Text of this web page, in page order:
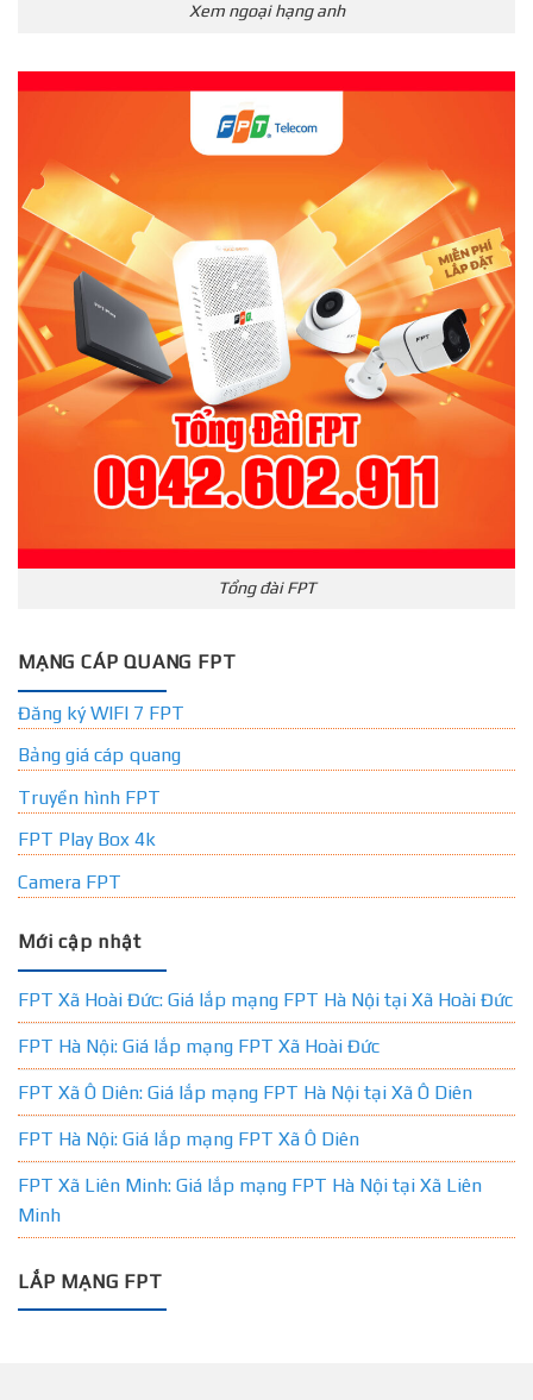
Xem ngoại hạng anh
Tổng đài FPT
MẠNG CÁP QUANG FPT
Đăng ký WIFI 7 FPT
Bảng giá cáp quang
Truyền hình FPT
FPT Play Box 4k
Camera FPT
Mới cập nhật
FPT Xã Hoài Đức: Giá lắp mạng FPT Hà Nội tại Xã Hoài Đức
FPT Hà Nội: Giá lắp mạng FPT Xã Hoài Đức
FPT Xã Ô Diên: Giá lắp mạng FPT Hà Nội tại Xã Ô Diên
FPT Hà Nội: Giá lắp mạng FPT Xã Ô Diên
FPT Xã Liên Minh: Giá lắp mạng FPT Hà Nội tại Xã Liên
Minh
LẮP MẠNG FPT